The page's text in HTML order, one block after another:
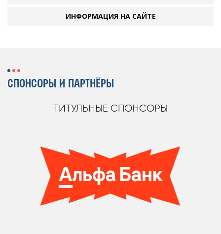
ИНФОРМАЦИЯ НА САЙТЕ
СПОНСОРЫ И ПАРТНЁРЫ
ТИТУЛЬНЫЕ СПОНСОРЫ